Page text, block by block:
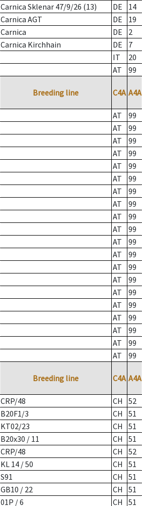
Carnica Sklenar 47/9/26 (13) DE 14
Carnica AGT DE 19
Carnica DE 2
Carnica Kirchhain DE 7
IT 20
AT 99
Breeding line C4A A4A
AT 99
AT 99
AT 99
AT 99
AT 99
AT 99
AT 99
AT 99
AT 99
AT 99
AT 99
AT 99
AT 99
AT 99
AT 99
AT 99
AT 99
AT 99
AT 99
AT 99
Breeding line C4A A4A
CRP/48 CH 52
B20F1/3 CH 51
KT02/23 CH 51
B20x30 / 11 CH 51
CRP/48 CH 52
KL 14 / 50 CH 51
S91 CH 51
GB10 / 22 CH 51
01P / 6 CH 51